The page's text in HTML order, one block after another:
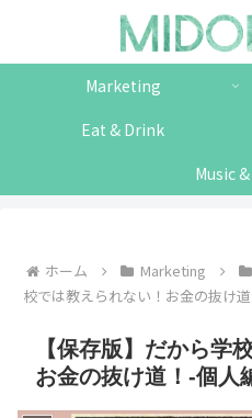
Marketing
Eat & Drink
Music
ホーム Marketing
校では教えられない！お金の抜け
【保存版】だから学
お金の抜け道！-個人